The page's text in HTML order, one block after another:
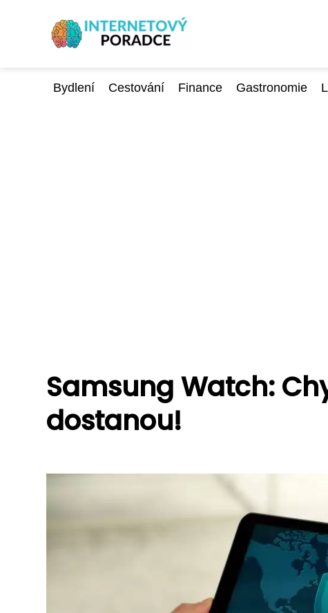
Bydlení Cestování Finance Gastronomie
Samsung Watch:
dostanou!